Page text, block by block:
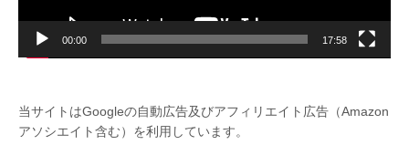
00:00 17:58
当サイトはGoogleの自動広告及びアフィリエイト広告（Amazon
アソシエイト含む）を利用しています。